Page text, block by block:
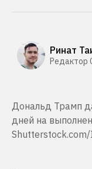
Ринат
Редактор
Дональд Трамп
дней на